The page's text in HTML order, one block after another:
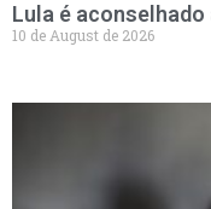
Lula é
10 de August de 2026